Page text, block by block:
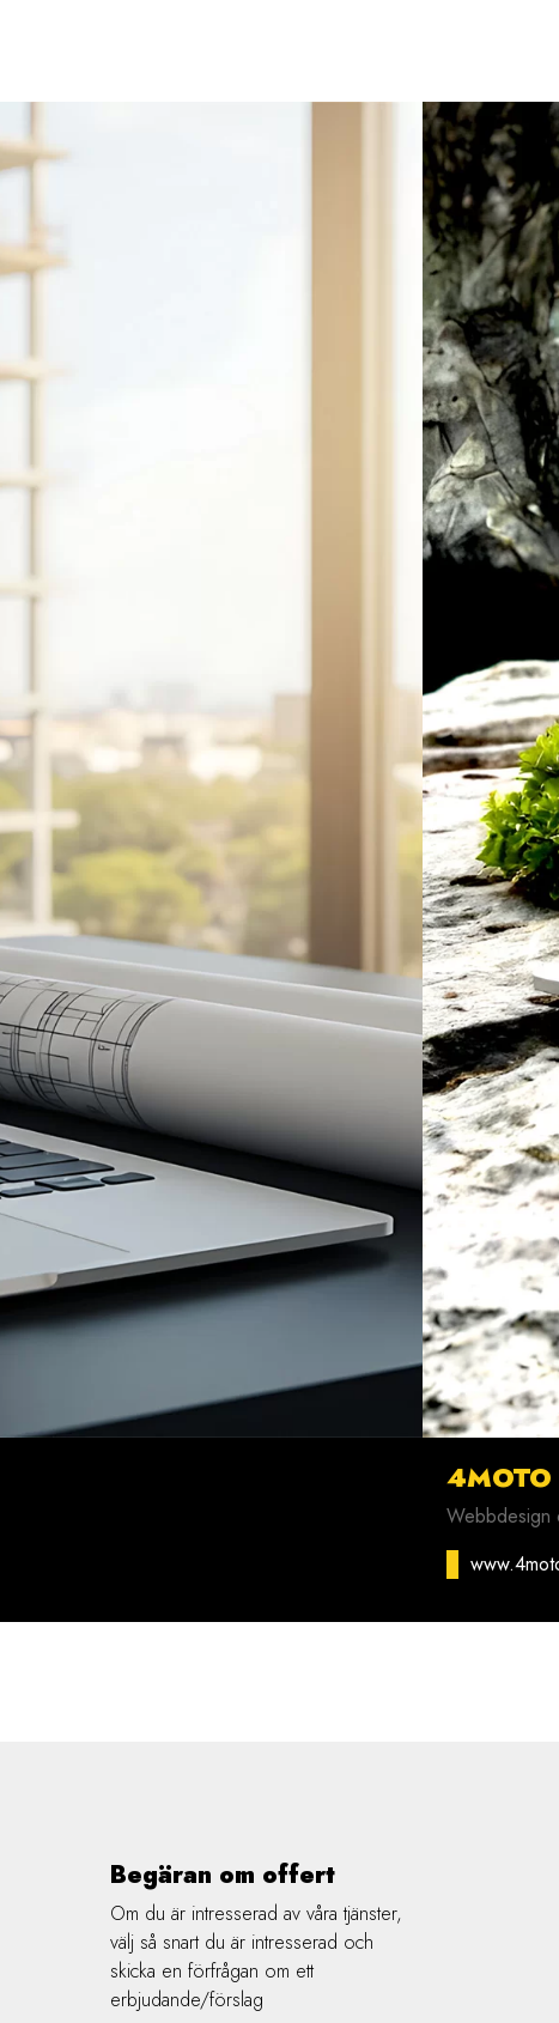
4MOTO
Webbdesign
Begäran om offert
Om du är intresserad av våra tjänster,
välj så snart du är intresserad och
skicka en förfrågan om ett
erbjudande/förslag